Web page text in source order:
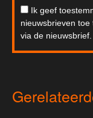
Ik geef
nieuwsbrieven
via de nieuwsbrief.